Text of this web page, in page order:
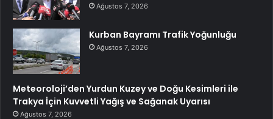
Ağustos 7, 2026
Kurban Bayramı Trafik Yoğunluğu
Ağustos 7, 2026
Meteoroloji’den Yurdun Kuzey ve Doğu Kesimleri ile
Trakya İçin Kuvvetli Yağış ve Sağanak Uyarısı
Ağustos 7, 2026